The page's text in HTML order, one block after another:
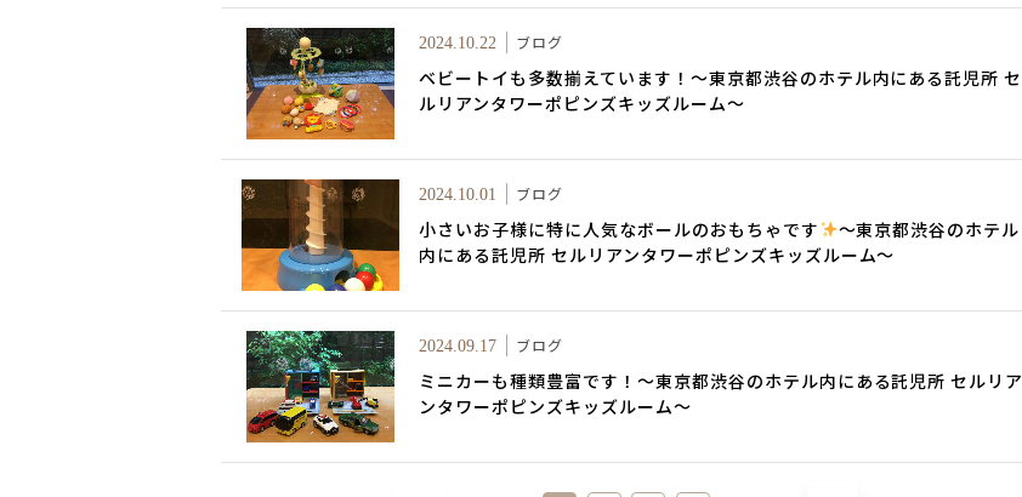
2024.10.22 ブログ
ベビートイも多数揃えています！～東京都渋谷のホテル内にある託児所 セ
ルリアンタワーポピンズキッズルーム～
2024.10.01 ブログ
小さいお子様に特に人気なボールのおもちゃです
～東京都渋谷のホテル
内にある託児所 セルリアンタワーポピンズキッズルーム～
2024.09.17 ブログ
ミニカーも種類豊富です！～東京都渋谷のホテル内にある託児所 セルリア
ンタワーポピンズキッズルーム～